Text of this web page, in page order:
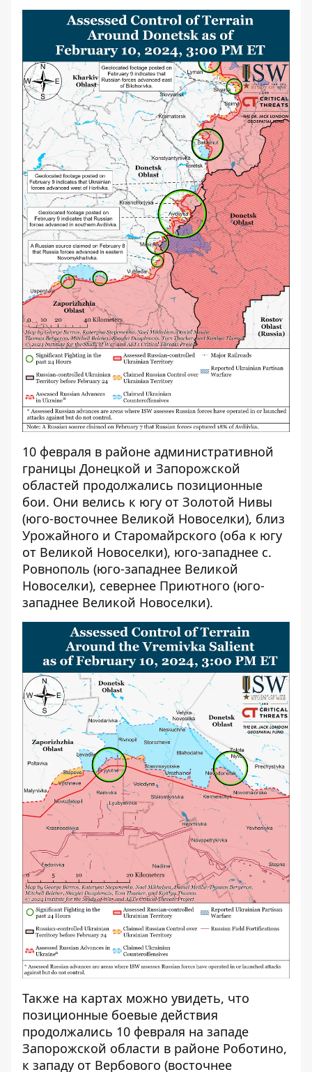
10 февраля в районе административной
границы Донецкой и Запорожской
областей продолжались позиционные
бои. Они велись к югу от Золотой Нивы
(юго-восточнее Великой Новоселки), близ
Урожайного и Старомайрского (оба к югу
от Великой Новоселки), юго-западнее с.
Ровнополь (юго-западнее Великой
Новоселки), севернее Приютного (юго-
западнее Великой Новоселки).
Также на картах можно увидеть, что
позиционные боевые действия
продолжались 10 февраля на западе
Запорожской области в районе Роботино,
к западу от Вербового (восточнее